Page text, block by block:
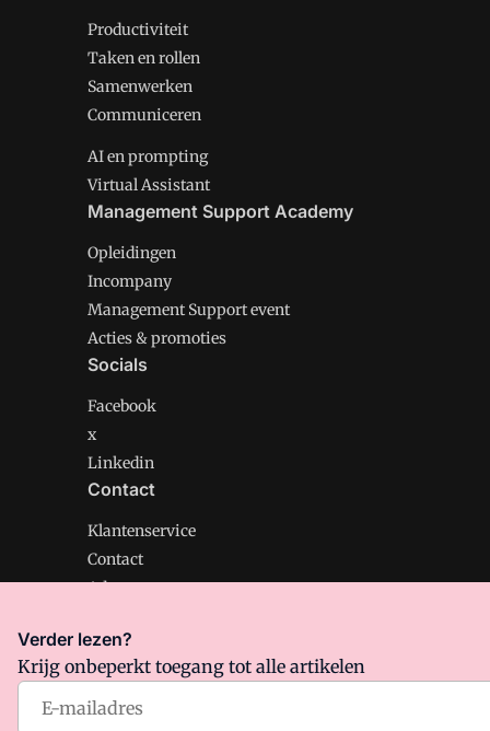
Productiviteit
Taken en rollen
Samenwerken
Communiceren
AI en prompting
Virtual Assistant
Management Support Academy
Opleidingen
Incompany
Management Support event
Acties & promoties
Socials
Facebook
x
Linkedin
Contact
Klantenservice
Contact
Adverteren
Management Support is onderdeel van VMN media.
Algemene Voorwaarden
Verder lezen?
Krijg onbeperkt toegang tot alle artikelen